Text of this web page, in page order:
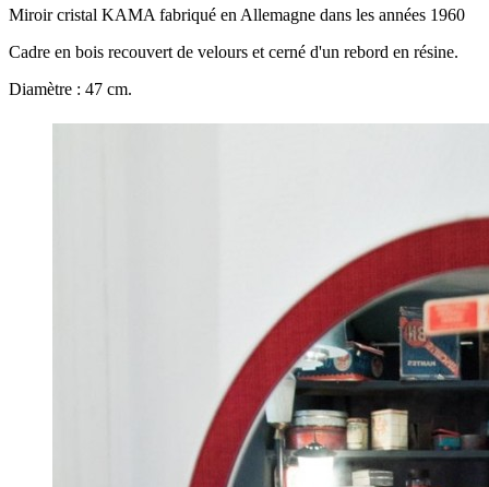
Miroir cristal KAMA fabriqué en Allemagne dans les années 1960
Cadre en bois recouvert de velours et cerné d'un rebord en résine.
Diamètre : 47 cm.